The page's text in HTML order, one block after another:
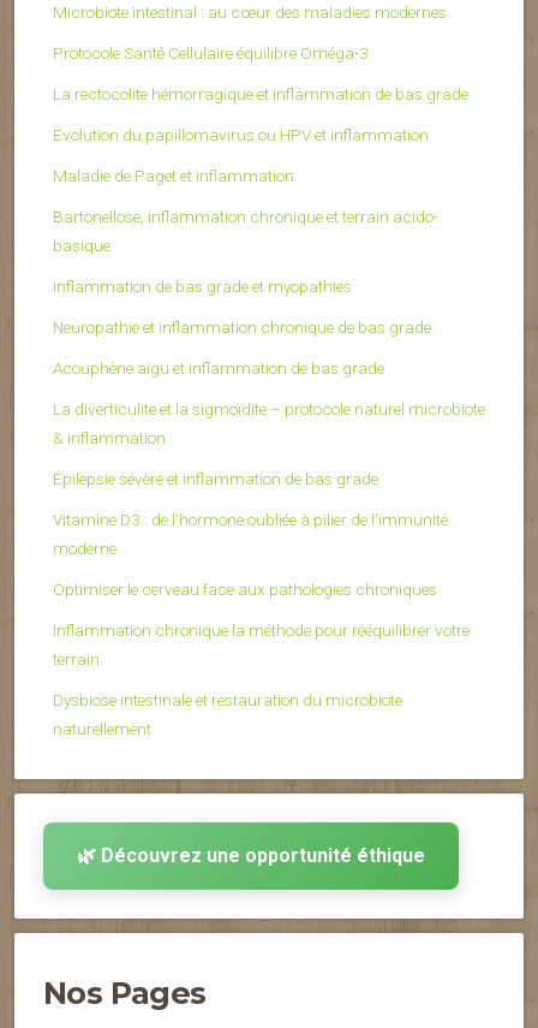
Microbiote intestinal : au cœur des maladies modernes
Protocole Santé Cellulaire équilibre Oméga-3
La rectocolite hémorragique et inflammation de bas grade
Evolution du papillomavirus ou HPV et inflammation
Maladie de Paget et inflammation
Bartonellose, inflammation chronique et terrain acido-
basique
Inflammation de bas grade et myopathies
Neuropathie et inflammation chronique de bas grade
Acouphène aigu et inflammation de bas grade
La diverticulite et la sigmoïdite – protocole naturel microbiote
& inflammation
Épilepsie sévère et inflammation de bas grade
Vitamine D3 : de l’hormone oubliée à pilier de l’immunité
moderne
Optimiser le cerveau face aux pathologies chroniques
Inflammation chronique la méthode pour rééquilibrer votre
terrain
Dysbiose intestinale et restauration du microbiote
naturellement
🌿 Découvrez une opportunité éthique
Nos Pages